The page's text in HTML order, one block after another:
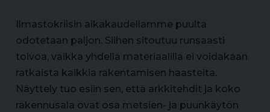
Ilmastokriisin aikakaudellamme puulta
odotetaan paljon. Siihen sitoutuu runsaasti
toivoa, vaikka yhdellä materiaalilla ei voidakaan
ratkaista kaikkia rakentamisen haasteita.
Näyttely tuo esiin sen, että arkkitehdit ja koko
rakennusala ovat osa metsien- ja puunkäytön